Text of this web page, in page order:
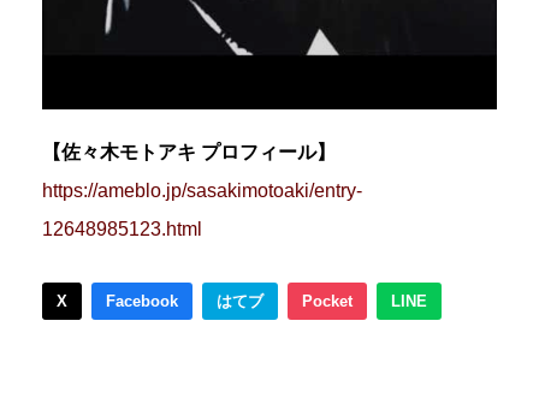
【佐々木モトアキ プロフィール】
https://ameblo.jp/sasakimotoaki/entry-
12648985123.html
X Facebook はてブ Pocket LINE